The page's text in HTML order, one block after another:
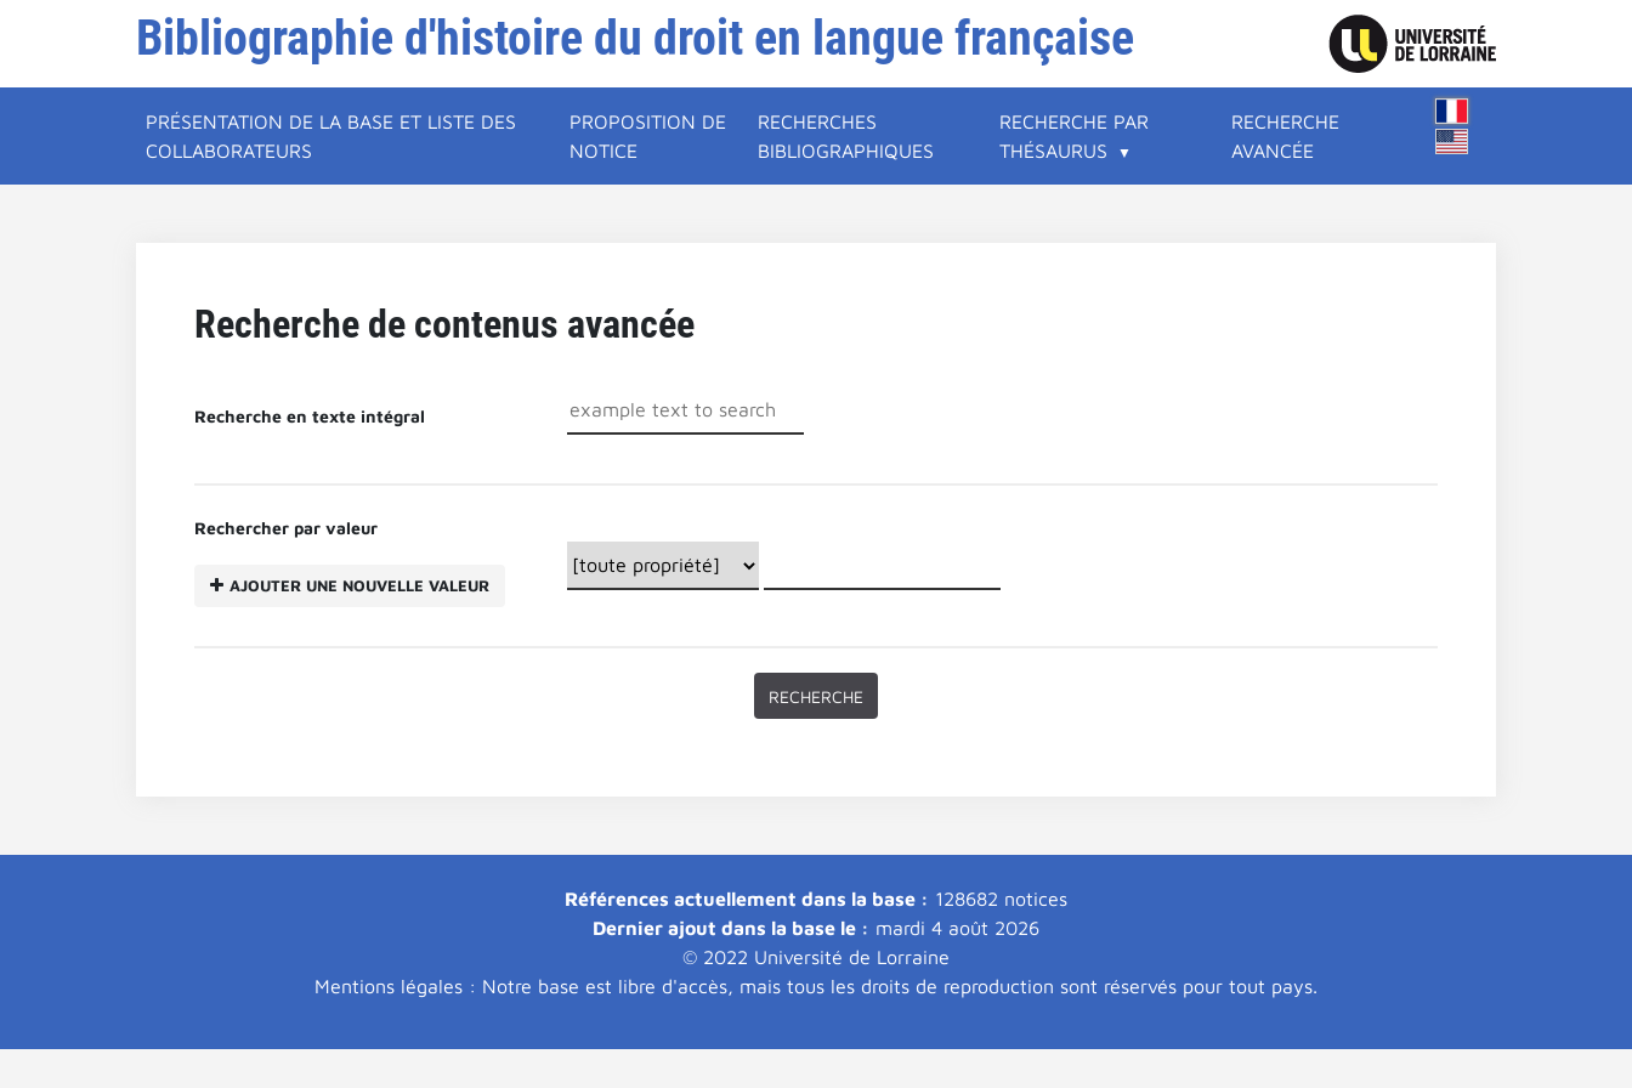
Bibliographie d'histoire du droit en langue française
PRÉSENTATION DE LA BASE ET LISTE DES
COLLABORATEURS
PROPOSITION DE
NOTICE
RECHERCHES
BIBLIOGRAPHIQUES
RECHERCHE PAR
THÉSAURUS
RECHERCHE
AVANCÉE
Recherche de contenus avancée
Recherche en texte intégral
Rechercher par valeur
AJOUTER UNE NOUVELLE VALEUR
Références actuellement dans la base : 128682 notices
Dernier ajout dans la base le : mardi 4 août 2026
© 2022 Université de Lorraine
Mentions légales : Notre base est libre d'accès, mais tous les droits de reproduction sont réservés pour tout pays.